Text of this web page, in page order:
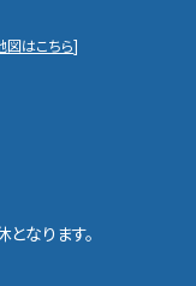
図はこちら]
なります。